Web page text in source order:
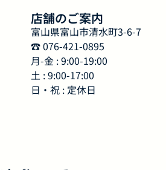
店舗のご案内
富山県富山市清水町3-6-7
☎︎ 076-421-0895
月-金 : 9:00-19:00
土 : 9:00-17:00
日・祝 : 定休日